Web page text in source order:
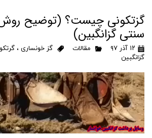
گزتکونی چیست؟ (توضیح
سنتی گزانگبین)
۱۲ آذر ۹۷ مقالات گز خونساری ،
گزانگبین